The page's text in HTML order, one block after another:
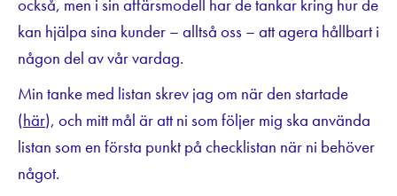
också, men i sin affärsmodell har de tankar kring hur de
kan hjälpa sina kunder – alltså oss – att agera hållbart i
någon del av vår vardag.
Min tanke med listan skrev jag om när den startade
(här), och mitt mål är att ni som följer mig ska använda
listan som en första punkt på checklistan när ni behöver
något.